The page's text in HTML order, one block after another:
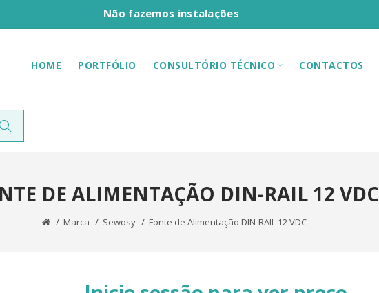
Não fazemos instalações
HOME PORTFÓLIO CONSULTÓRIO TÉCNICO CONTACTOS
DE ALIMENTAÇÃO DIN-RAIL 12 VDC
Marca Sewosy Fonte de Alimentação DIN-RAIL 12 VDC